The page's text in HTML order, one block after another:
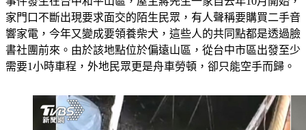
家門口不斷出現要求面交的陌生民眾，有人聲稱要購買二手音
響家電，今年又變成要領養柴犬，這些人的共同點都是透過臉
書社團前來。由於該地點位於偏遠山區，從台中市區出發至少
需要1小時車程，外地民眾更是舟車勞頓，卻只能空手而歸。